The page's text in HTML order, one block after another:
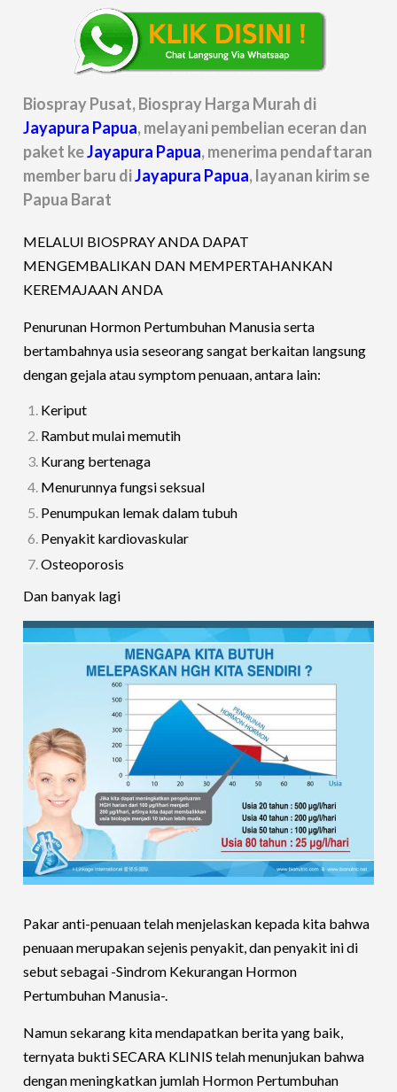
Biospray Pusat, Biospray Harga Murah di
Jayapura Papua, melayani pembelian eceran dan
paket keJayapura Papua, menerima pendaftaran
member baru diJayapura Papua, layanan kirim se
Papua Barat
MELALUI BIOSPRAY ANDA DAPAT
MENGEMBALIKAN DAN MEMPERTAHANKAN
KEREMAJAAN ANDA
Penurunan Hormon Pertumbuhan Manusia serta
bertambahnya usia seseorang sangat berkaitan langsung
dengan gejala atau symptom penuaan, antara lain:
Keriput
Rambut mulai memutih
Kurang bertenaga
Menurunnya fungsi seksual
Penumpukan lemak dalam tubuh
Penyakit kardiovaskular
Osteoporosis
Dan banyak lagi
Pakar anti-penuaan telah menjelaskan kepada kita bahwa
penuaan merupakan sejenis penyakit, dan penyakit ini di
sebut sebagai -Sindrom Kekurangan Hormon
Pertumbuhan Manusia-.
Namun sekarang kita mendapatkan berita yang baik,
ternyata bukti SECARA KLINIS telah menunjukan bahwa
dengan meningkatkan jumlah Hormon Pertumbuhan